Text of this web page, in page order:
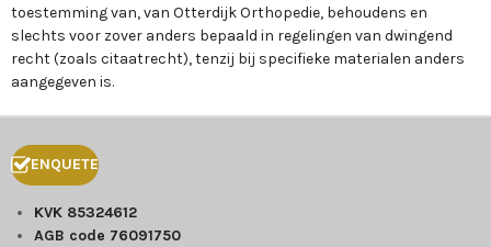
toestemming van, van Otterdijk Orthopedie, behoudens en
slechts voor zover anders bepaald in regelingen van dwingend
recht (zoals citaatrecht), tenzij bij specifieke materialen anders
aangegeven is.
ENQUETE
KVK 85324612
AGB code 76091750